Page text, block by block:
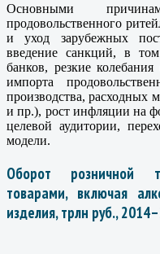
Основными
продовольственного
и уход зарубежных
введение санкций, в
банков, резкие
импорта
производства, расходных
и пр.), рост инфляции на
целевой аудитории,
модели.
Оборот розничной
товарами, включая
изделия, трлн руб.,